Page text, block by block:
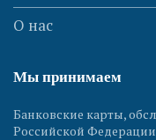
О нас
Мы принимаем
Банковские карты,
Российской Федерации